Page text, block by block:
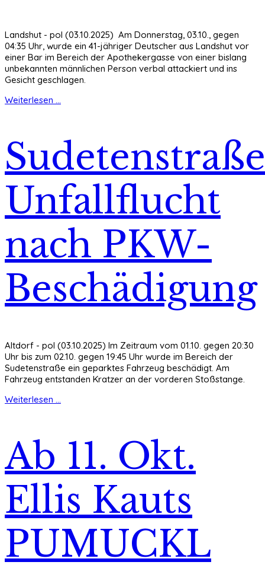
Landshut - pol (03.10.2025) Am Donnerstag, 03.10., gegen
04:35 Uhr, wurde ein 41-jähriger Deutscher aus Landshut vor
einer Bar im Bereich der Apothekergasse von einer bislang
unbekannten männlichen Person verbal attackiert und ins
Gesicht geschlagen.
Weiterlesen ...
Unfallflucht
nach PKW-
Beschädigung
Altdorf - pol (03.10.2025) Im Zeitraum vom 01.10. gegen 20:30
Uhr bis zum 02.10. gegen 19:45 Uhr wurde im Bereich der
Sudetenstraße ein geparktes Fahrzeug beschädigt. Am
Fahrzeug entstanden Kratzer an der vorderen Stoßstange.
Weiterlesen ...
Ab 11. Okt.
Ellis Kauts
PUMUCKL